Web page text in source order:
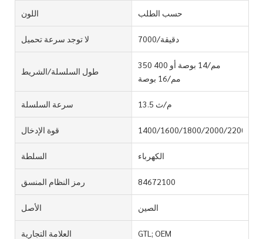
اللون حسب الطلب
لا توجد سرعة تحميل 7000/دقيقة
طول السلسلة/الشريط
350 مم/14 بوصة أو 400
مم/16 بوصة
سرعة السلسلة 13.5 م/ث
قوة الإدخال 1400/1600/1800/2000/2200W
السلطة الكهرباء
رمز النظام المنسق 84672100
الأصل الصين
العلامة التجارية GTL; OEM